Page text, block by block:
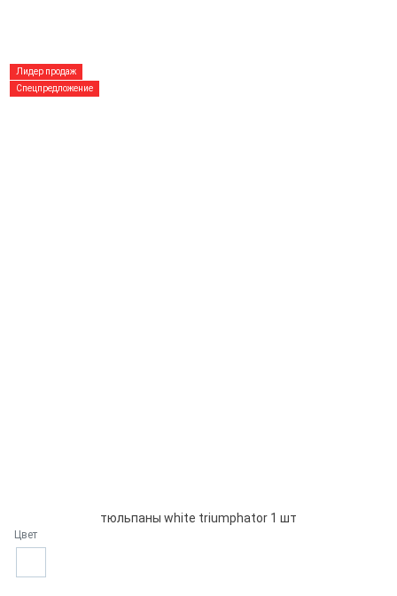
Лидер продаж
Спецпредложение
тюльпаны white triumphator 1 шт
Цвет